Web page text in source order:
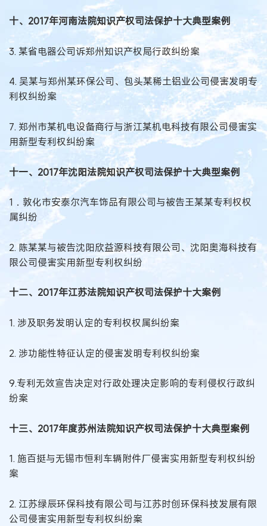
十、2017年河南法院知识产权司法保护十大典型案例
3. 某省电器公司诉郑州知识产权局行政纠纷案
4. 吴某与郑州某环保公司、包头某稀土铝业公司侵害发明专
利权纠纷案
7. 郑州市某机电设备商行与浙江某机电科技有限公司侵害实
用新型专利权纠纷案
十一、2017年沈阳法院知识产权司法保护十大典型案例
1．敦化市安泰尔汽车饰品有限公司与被告王某某专利权权
属纠纷
2. 陈某某与被告沈阳欣益源科技有限公司、沈阳奥海科技有
限公司侵害实用新型专利权纠纷
十二、2017年江苏法院知识产权司法保护十大案例
1. 涉及职务发明认定的专利权权属纠纷案
2. 涉功能性特征认定的侵害发明专利权纠纷案
9.专利无效宣告决定对行政处理决定影响的专利侵权行政纠
纷案
十三、2017年度苏州法院知识产权司法保护十大典型案例
1. 施百挺与无锡市恒利车辆附件厂侵害实用新型专利权纠纷
案
2. 江苏绿辰环保科技有限公司与江苏时创环保科技发展有限
公司侵害实用新型专利权纠纷案